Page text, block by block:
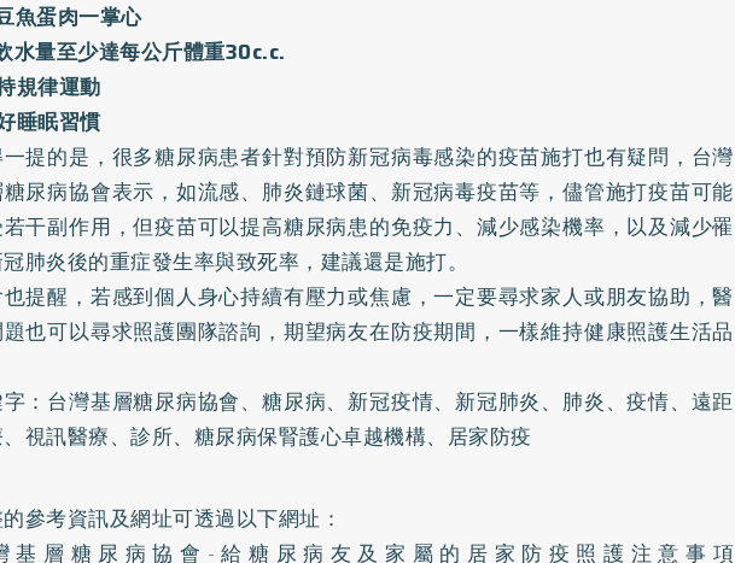
魚蛋肉一掌心
水量至少達每公斤體重30c.c.
規律運動
睡眠習慣
提的是，很多糖尿病患者針對預防新冠病毒感染的疫苗施打也有疑問，台灣
尿病協會表示，如流感、肺炎鏈球菌、新冠病毒疫苗等，儘管施打疫苗可能
干副作用，但疫苗可以提高糖尿病患的免疫力、減少感染機率，以及減少罹
肺炎後的重症發生率與致死率，建議還是施打。
提醒，若感到個人身心持續有壓力或焦慮，一定要尋求家人或朋友協助，醫
也可以尋求照護團隊諮詢，期望病友在防疫期間，一樣維持健康照護生活品
：台灣基層糖尿病協會、糖尿病、新冠疫情、新冠肺炎、肺炎、疫情、遠距
視訊醫療、診所、糖尿病保腎護心卓越機構、居家防疫
參考資訊及網址可透過以下網址：
基層糖尿病協會-給糖尿病友及家屬的居家防疫照護注意事項